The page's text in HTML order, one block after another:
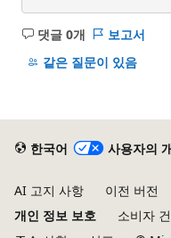
댓글 0개
설
명
보고서
같은 질문이 있음
한국어 사용자의
AI 고지 사항 이전 버전
개인 정보 보호
소비자